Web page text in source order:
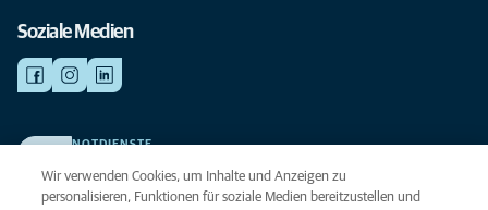
Soziale Medien
NOTDIENSTE
beste Versorgung verdient.
Wir verwenden Cookies, um Inhalte und Anzeigen zu
personalisieren, Funktionen für soziale Medien bereitzustellen und